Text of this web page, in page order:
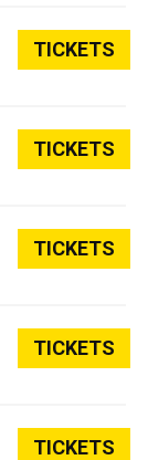
TICKETS
TICKETS
TICKETS
TICKETS
TICKETS